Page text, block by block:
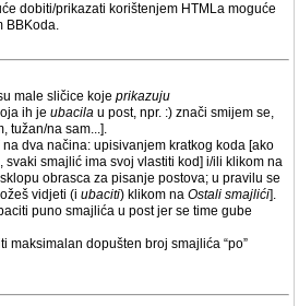
dobiti/prikazati korištenjem HTMLa moguće
BBKoda.
male sličice koje prikazuju
ih je ubacila u post, npr. :) znači smijem se,
tužan/na sam...].
na dva načina: upisivanjem kratkog koda [ako
smajlić ima svoj vlastiti kod] i/ili klikom na
obrasca za pisanje postova; u pravilu se
vidjeti (i ubaciti) klikom na Ostali smajlići].
puno smajlića u post jer se time gube
maksimalan dopušten broj smajlića “po”